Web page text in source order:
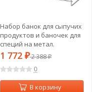
Набор банок для сыпучих
продуктов и баночек для
специй на метал.
подставке Agness (172-
142)
1 772 ₽2 388₽
0
В корзину